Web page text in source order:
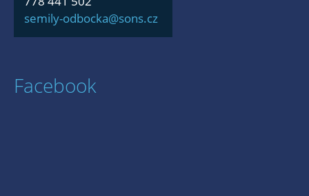
semily-odbocka@sons.cz
Facebook